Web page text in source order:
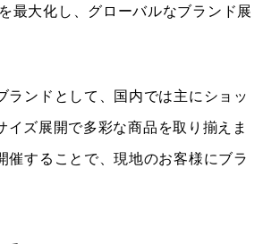
最大化し、グローバルなブランド展
ランドとして、国内では主にショッ
ズ展開で多彩な商品を取り揃えま
することで、現地のお客様にブラ